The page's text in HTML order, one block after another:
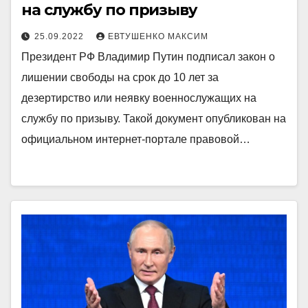
на службу по призыву
25.09.2022 ЕВТУШЕНКО МАКСИМ
Президент РФ Владимир Путин подписал закон о
лишении свободы на срок до 10 лет за
дезертирство или неявку военнослужащих на
службу по призыву. Такой документ опубликован на
официальном интернет-портале правовой…